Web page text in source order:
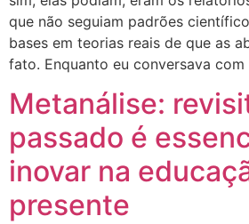
que não seguiam padrões
bases em teorias reais de que as
fato. Enquanto eu conversava
Metanálise:
passado é
inovar na
presente